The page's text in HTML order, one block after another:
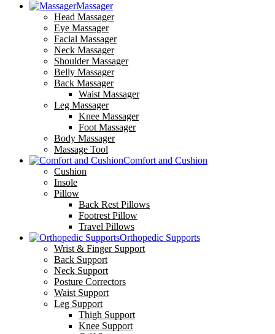
Massager
Head Massager
Eye Massager
Facial Massager
Neck Massager
Shoulder Massager
Belly Massager
Back Massager
Waist Massager
Leg Massager
Knee Massager
Foot Massager
Body Massager
Massage Tool
Comfort and Cushion
Cushion
Insole
Pillow
Back Rest Pillows
Footrest Pillow
Travel Pillows
Orthopedic Supports
Wrist & Finger Support
Back Support
Neck Support
Posture Correctors
Waist Support
Leg Support
Thigh Support
Knee Support